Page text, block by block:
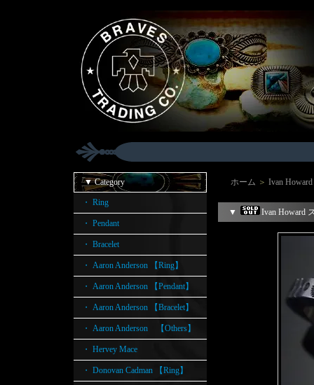
▼ Category
・ Ring
・ Pendant
・ Bracelet
・ Aaron Anderson 【Ring】
・ Aaron Anderson 【Pendant】
・ Aaron Anderson 【Bracelet】
・ Aaron Anderson 【Others】
・ Hervey Mace
・ Donovan Cadman 【Ring】
ホーム ＞ Ivan
▼ Ivan Howard